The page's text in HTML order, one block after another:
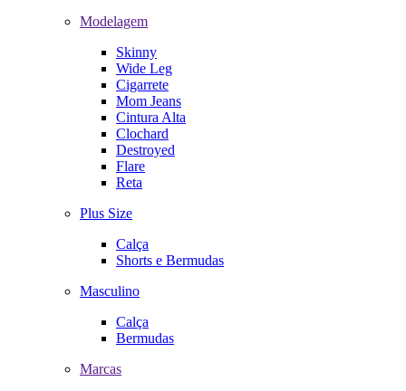
Modelagem
Skinny
Wide Leg
Cigarrete
Mom Jeans
Cintura Alta
Clochard
Destroyed
Flare
Reta
Plus Size
Calça
Shorts e Bermudas
Masculino
Calça
Bermudas
Marcas